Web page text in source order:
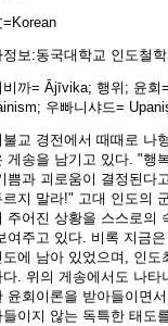
=Korean
정보:동국대학교 인도철
비까= Ājīvika; 행위; 윤회
우빠니샤드=
불교 경전에서 때때로 나
게송을 남기고 있다. "행
쁨과 괴로움이 결정된다
르지 말라!" 고대 인도의
주어진 상황을 스스로의
여주고 있다. 비록 지금
도에 남아 있었으며, 인
다. 위의 게송에서도 나
윤회이론을 받아들이면
들이지 않는 독특한 태도